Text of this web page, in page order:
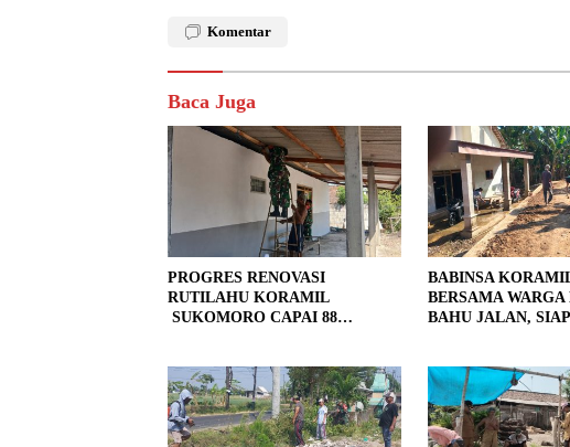
Komentar
Baca Juga
PROGRES RENOVASI
RUTILAHU KORAMIL
SUKOMORO CAPAI 88
BABINSA
BERSAMA
BAHU JALAN,